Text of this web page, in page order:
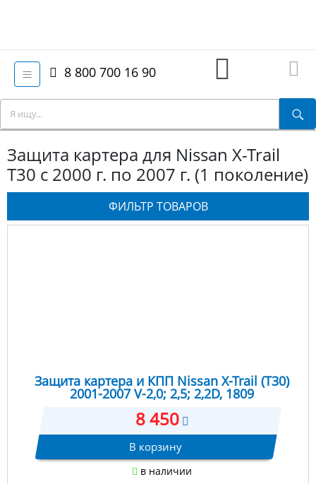
8 800 700 16 90
Защита картера для Nissan X-Trail
T30 с 2000 г. по 2007 г. (1 поколение)
ФИЛЬТР ТОВАРОВ
Защита картера и КПП Nissan X-Trail (T30)
2001-2007 V-2,0; 2,5; 2,2D, 1809
8 450
В корзину
в наличии